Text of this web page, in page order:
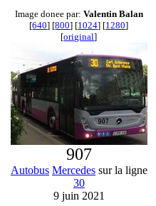
Image donee par: Valentin Balan
[640] [800] [1024] [1280]
[original]
907
Autobus Mercedes sur la ligne
30
9 juin 2021